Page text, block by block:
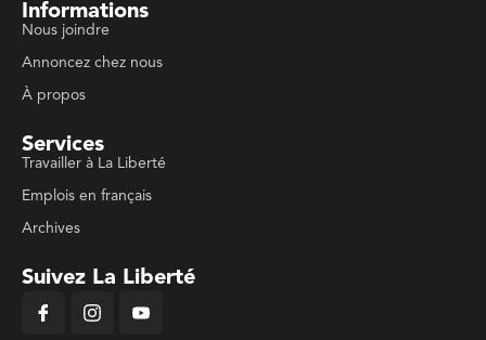
Informations
Nous joindre
Annoncez chez nous
À propos
Services
Travailler à La Liberté
Emplois en français
Archives
Suivez La Liberté